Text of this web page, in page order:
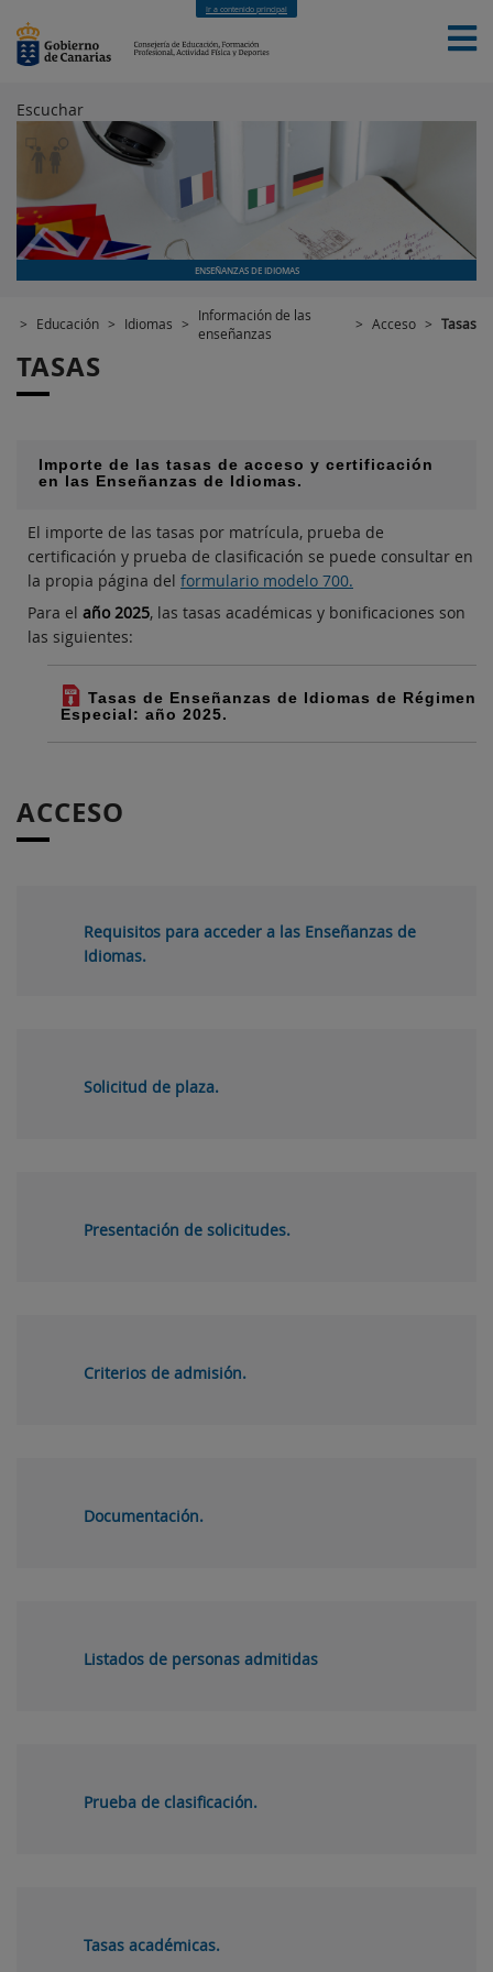
Ir a contenido principal
INICIO EDUCACIÓN
FORMACIÓN PROFESIONAL
CUALIFICACIONES PROFESIONALES
DEPORTES
CONTACTO
[INTRANET]
Escuchar
ENSEÑANZAS DE IDIOMAS
> Educación > Idiomas >
Información de las
enseñanzas
> Acceso > Tasas
TASAS
Importe de las tasas de acceso y certificación
en las Enseñanzas de Idiomas.
El importe de las tasas por matrícula, prueba de
certificación y prueba de clasificación se puede consultar en
la propia página del formulario modelo 700.
Para el año 2025, las tasas académicas y bonificaciones son
las siguientes:
Tasas de Enseñanzas de Idiomas de Régimen
Especial: año 2025.
ACCESO
Requisitos para acceder a las Enseñanzas de
Idiomas.
Solicitud de plaza.
Presentación de solicitudes.
Criterios de admisión.
Documentación.
Listados de personas admitidas
Prueba de clasificación.
Tasas académicas.